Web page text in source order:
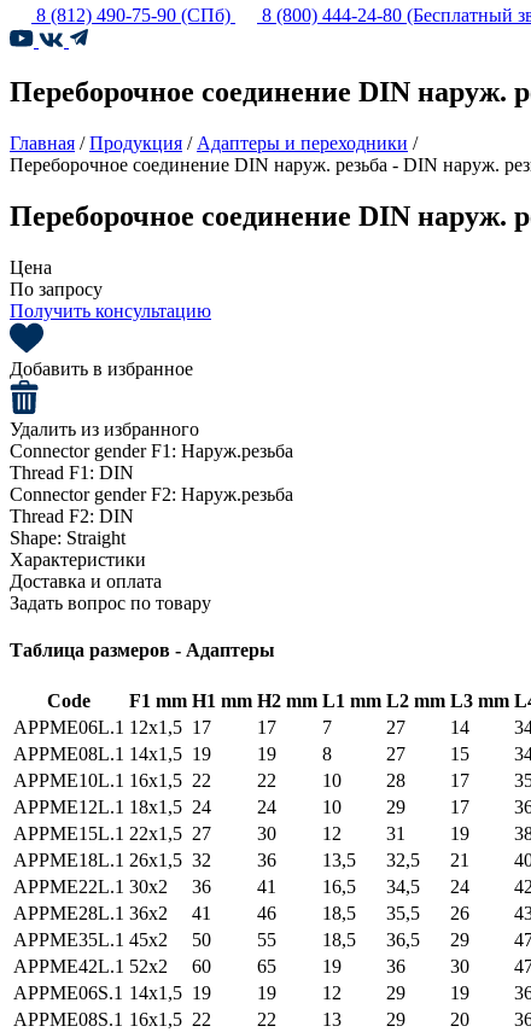
8 (812) 490-75-90 (СПб) 8 (800) 444-24-80 (Бесплатный
Переборочное соединение DIN наруж.
Главная /Продукция / Адаптеры и переходники /
Переборочное соединение DIN наруж. резьба - DIN наруж.
Переборочное соединение DIN наруж.
Цена
По запросу
Получить консультацию
Добавить в избранное
Удалить из избранного
Connector gender F1: Наруж.резьба
Thread F1: DIN
Connector gender F2: Наруж.резьба
Thread F2: DIN
Shape: Straight
Характеристики
Доставка и оплата
Задать вопрос по товару
Таблица размеров - Адаптеры
Code F1 mm H1 mm H2 mm L1 mm L2 mm L3 mm
APPME06L.1 12x1,5 17 17 7 27 14
APPME08L.1 14x1,5 19 19 8 27 15
APPME10L.1 16x1,5 22 22 10 28 17
APPME12L.1 18x1,5 24 24 10 29 17
APPME15L.1 22x1,5 27 30 12 31 19
APPME18L.1 26x1,5 32 36 13,5 32,5 21
APPME22L.1 30x2 36 41 16,5 34,5 24 42
APPME28L.1 36x2 41 46 18,5 35,5 26
APPME35L.1 45x2 50 55 18,5 36,5 29
APPME42L.1 52x2 60 65 19 36 30
APPME06S.1 14x1,5 19 19 12 29 19
APPME08S.1 16x1,5 22 22 13 29 20